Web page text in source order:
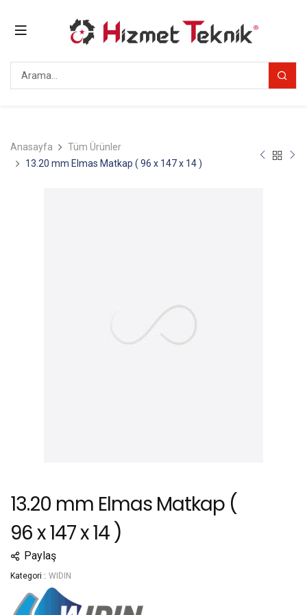
Anasayfa
Tüm Ürünler
13.20 mm Elmas Matkap ( 96 x 147 x 14 )
13.20 mm Elmas Matkap (
96 x 147 x 14 )
Paylaş
Kategori : WIDIN